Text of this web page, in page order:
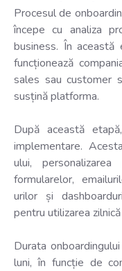
Procesul de
începe cu analiza
business. În această
funcționează
sales sau customer
susțină platforma.
După această
implementare.
ului,
formularelor,
urilor și
pentru utilizarea
Durata
luni, în funcție de